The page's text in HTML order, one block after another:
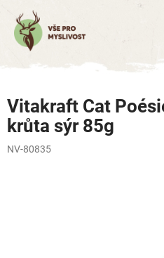
obsah
Vitakraft Cat
krůta sýr 85g
NV-80835